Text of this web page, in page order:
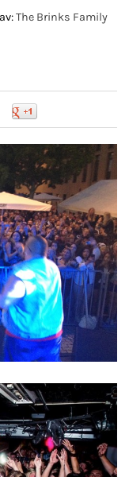
The Brinks Family